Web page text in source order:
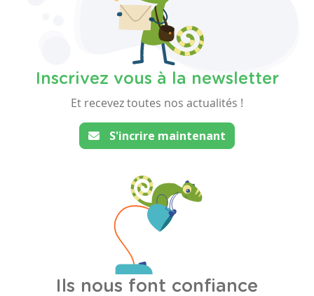
Inscrivez vous à la newsletter
Et recevez toutes nos actualités !
S'incrire maintenant
Ils nous font confiance